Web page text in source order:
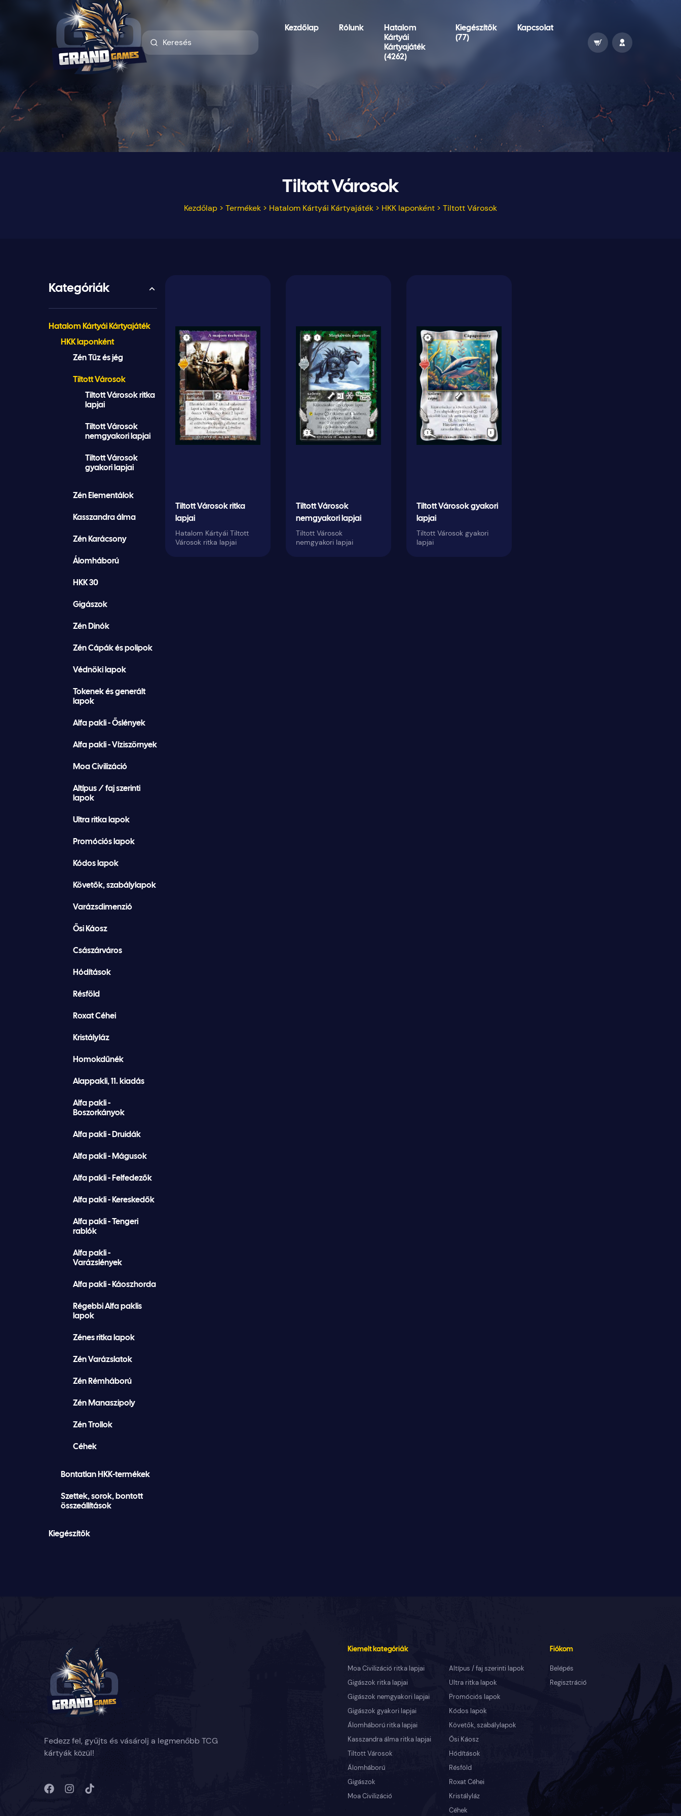
Kezdőlap Rólunk
Hatalom
Kártyái
Kártyajáték
(4262)
Kiegészítők
(77)
Kapcsolat
Tiltott Városok
Kezdőlap > Termékek > Hatalom Kártyái Kártyajáték > HKK laponként > Tiltott Városok
Kategóriák
Hatalom Kártyái Kártyajáték
HKK laponként
Zén Tűz és jég
Tiltott Városok
Tiltott Városok ritka
lapjai
Tiltott Városok
nemgyakori lapjai
Tiltott Városok
gyakori lapjai
Zén Elementálok
Kasszandra álma
Zén Karácsony
Álomháború
HKK 30
Gigászok
Zén Dinók
Zén Cápák és polipok
Védnöki lapok
Tokenek és generált
lapok
Alfa pakli - Őslények
Alfa pakli - Víziszörnyek
Moa Civilizáció
Altípus / faj szerinti
lapok
Ultra ritka lapok
Promóciós lapok
Kódos lapok
Követők, szabálylapok
Varázsdimenzió
Ősi Káosz
Császárváros
Hódítások
Résföld
Roxat Céhei
Kristályláz
Homokdűnék
Alappakli, 11. kiadás
Alfa pakli -
Boszorkányok
Alfa pakli - Druidák
Alfa pakli - Mágusok
Alfa pakli - Felfedezők
Alfa pakli - Kereskedők
Alfa pakli - Tengeri
rablók
Alfa pakli -
Varázslények
Alfa pakli - Káoszhorda
Régebbi Alfa paklis
lapok
Zénes ritka lapok
Zén Varázslatok
Zén Rémháború
Zén Manaszipoly
Zén Trollok
Céhek
Bontatlan HKK-termékek
Szettek, sorok, bontott
összeállítások
Kiegészítők
Tiltott Városok ritka
lapjai
Hatalom Kártyái Tiltott
Városok ritka lapjai
Tiltott Városok
nemgyakori lapjai
Tiltott Városok
nemgyakori lapjai
Tiltott Városok gyakori
lapjai
Tiltott Városok gyakori
lapjai
Fedezz fel, gyűjts és vásárolj a legmenőbb TCG
kártyák közül!
Kiemelt kategóriák
Moa Civilizáció ritka lapjai
Gigászok ritka lapjai
Gigászok nemgyakori lapjai
Gigászok gyakori lapjai
Álomháború ritka lapjai
Kasszandra álma ritka lapjai
Tiltott Városok
Álomháború
Gigászok
Moa Civilizáció
Altípus / faj szerinti lapok
Ultra ritka lapok
Promóciós lapok
Kódos lapok
Követők, szabálylapok
Ősi Káosz
Hódítások
Résföld
Roxat Céhei
Kristályláz
Céhek
Fiókom
Belépés
Regisztráció